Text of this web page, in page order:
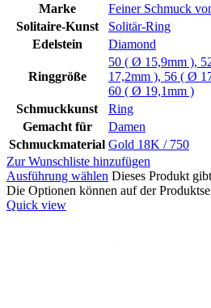
Marke
Feiner Schmuck
Solitaire-Kunst
Solitär-Ring
Edelstein
Diamond
Ringgröße
50 ( Ø 15,9mm ),
17,2mm ), 56 ( Ø
60 ( Ø 19,1mm )
Schmuckkunst
Ring
Gemacht für
Damen
Schmuckmaterial Gold 18K / 750
Zur Wunschliste hinzufügen
Ausführung wählen Dieses Produkt
Die Optionen können auf der
Quick view